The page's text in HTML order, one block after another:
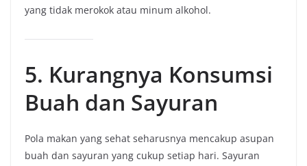
yang tidak merokok atau minum alkohol.
5. Kurangnya Konsumsi
Buah dan Sayuran
Pola makan yang sehat seharusnya mencakup asupan
buah dan sayuran yang cukup setiap hari. Sayuran